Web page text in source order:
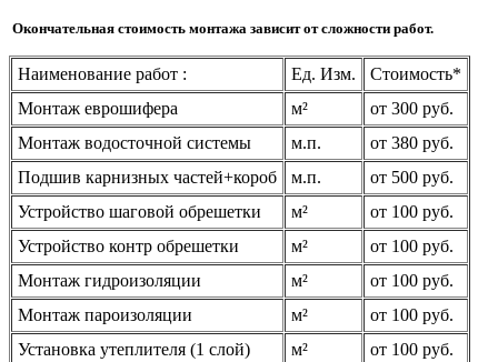
Окончательная стоимость монтажа зависит от сложности работ.
Наименование работ : Ед. Изм.
Стоимость*
Монтаж еврошифера
м²
от 300 руб.
Монтаж водосточной системы
м.п.
от 380 руб.
Подшив карнизных частей+короб
м.п.
от 500 руб.
Устройство шаговой обрешетки
м²
от 100 руб.
Устройство контр обрешетки
м²
от 100 руб.
Монтаж гидроизоляции
м²
от 100 руб.
Монтаж пароизоляции
м²
от 100 руб.
Установка утеплителя (1 слой)
м² от 100 руб.